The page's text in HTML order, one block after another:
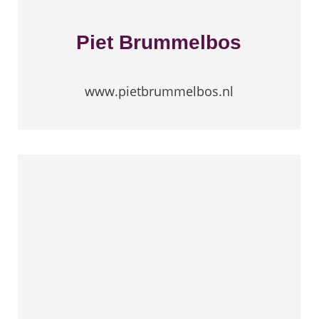
Piet Brummelbos
www.pietbrummelbos.nl